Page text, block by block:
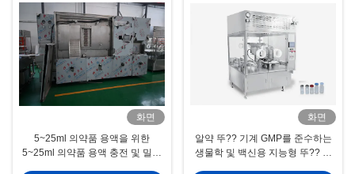
화면
5~25ml 의약품 용액을 위한
5~25ml 의약품 용액 충전 및 밀폐
화면
알약 뚜?? 기계 GMP를 준수하는
생물학 및 백신용 지능형 뚜?? 고